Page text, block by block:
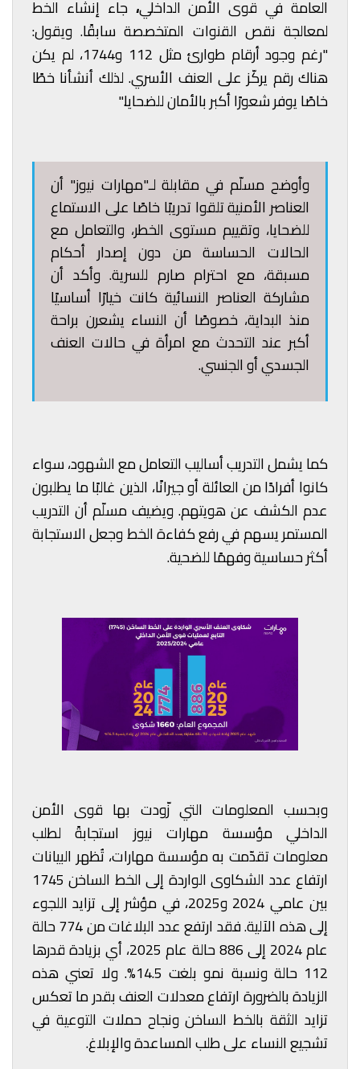
العامة في قوى الأمن الداخلي، جاء إنشاء الخط
لمعالجة نقص القنوات المتخصصة سابقًا. ويقول:
"رغم وجود أرقام طوارئ مثل 112 و1744، لم يكن
هناك رقم يركّز على العنف الأسري. لذلك أنشأنا خطًا
خاصًا يوفر شعورًا أكبر بالأمان للضحايا."
وأوضح مسلّم في مقابلة لـ"مهارات نيوز" أن
العناصر الأمنية تلقوا تدريبًا خاصًا على الاستماع
للضحايا، وتقييم مستوى الخطر، والتعامل مع
الحالات الحساسة من دون إصدار أحكام
مسبقة، مع احترام صارم للسرية. وأكد أن
مشاركة العناصر النسائية كانت خيارًا أساسيًا
منذ البداية، خصوصًا أن النساء يشعرن براحة
أكبر عند التحدث مع امرأة في حالات العنف
الجسدي أو الجنسي.
كما يشمل التدريب أساليب التعامل مع الشهود، سواء
كانوا أفرادًا من العائلة أو جيرانًا، الذين غالبًا ما يطلبون
عدم الكشف عن هويتهم. ويضيف مسلّم أن التدريب
المستمر يسهم في رفع كفاءة الخط وجعل الاستجابة
أكثر حساسية وفهمًا للضحية.
وبحسب المعلومات التي زّودت بها قوى الأمن
الداخلي مؤسسة مهارات نيوز استجابةً لطلب
معلومات تقدّمت به مؤسسة مهارات، تُظهر البيانات
ارتفاع عدد الشكاوى الواردة إلى الخط الساخن 1745
بين عامي 2024 و2025، في مؤشر إلى تزايد اللجوء
إلى هذه الآلية. فقد ارتفع عدد البلاغات من 774 حالة
عام 2024 إلى 886 حالة عام 2025، أي بزيادة قدرها
112 حالة ونسبة نمو بلغت 14.5%. ولا تعني هذه
الزيادة بالضرورة ارتفاع معدلات العنف بقدر ما تعكس
تزايد الثقة بالخط الساخن ونجاح حملات التوعية في
تشجيع النساء على طلب المساعدة والإبلاغ.